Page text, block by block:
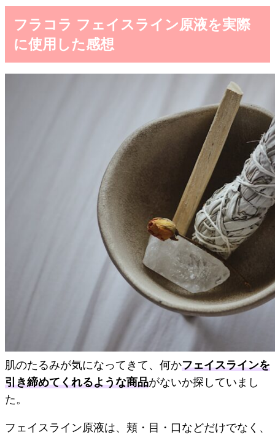
フラコラ フェイスライン原液を実際
に使用した感想
肌のたるみが気になってきて、何かフェイスラインを
引き締めてくれるような商品がないか探していまし
た。
フェイスライン原液は、頬・目・口などだけでなく、